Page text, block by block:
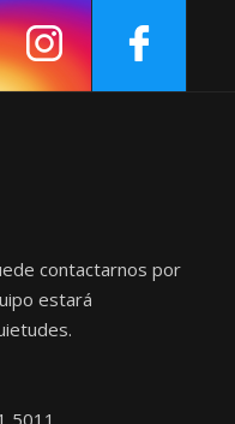
contactarnos por
estará